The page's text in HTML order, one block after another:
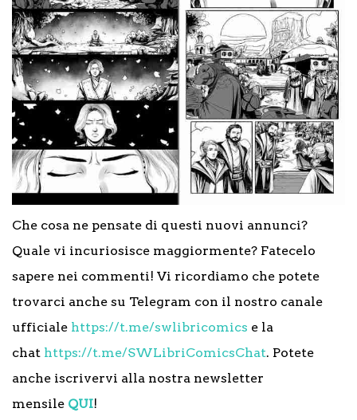
Che cosa ne pensate di questi nuovi annunci?
Quale vi incuriosisce maggiormente? Fatecelo
sapere nei commenti! Vi ricordiamo che potete
trovarci anche su Telegram con il nostro canale
ufficiale https://t.me/swlibricomics e la
chat https://t.me/SWLibriComicsChat. Potete
anche iscrivervi alla nostra newsletter
mensile QUI!